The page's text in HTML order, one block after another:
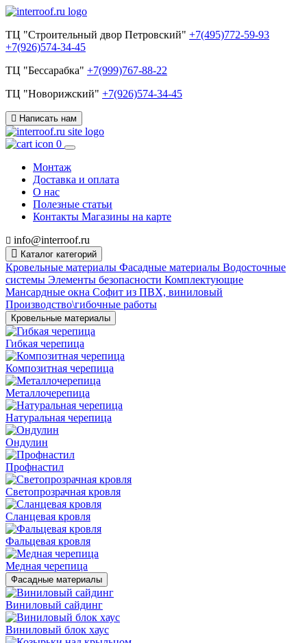
ТЦ "Строительный двор Петровский" +7(495)772-59-93
+7(926)574-34-45
ТЦ "Бессарабка" +7(999)767-88-22
ТЦ "Новорижский" +7(926)574-34-45
Написать нам
0
Монтаж
Доставка и оплата
О нас
Полезные статьи
Контакты Магазины на карте
info@interroof.ru
Каталог категорий
Кровельные материалы Фасадные материалы Водосточные
системы Элементы безопасности Комплектующие
Мансардные окна Софит из ПВХ, виниловый
Производство\гибочные работы
Кровельные материалы
Гибкая черепица
Композитная черепица
Металлочерепица
Натуральная черепица
Ондулин
Профнастил
Светопрозрачная кровля
Сланцевая кровля
Фальцевая кровля
Медная черепица
Фасадные материалы
Виниловый сайдинг
Виниловый блок хаус